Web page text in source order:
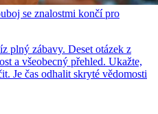
se znalostmi končí pro
plný zábavy. Deset otázek z
a všeobecný přehled. Ukažte,
Je čas odhalit skryté vědomosti